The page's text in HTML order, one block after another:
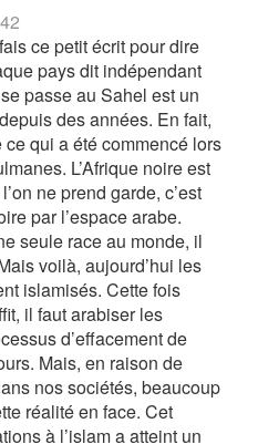
ce petit écrit pour dire
pays dit indépendant
passe au Sahel est un
des années. En fait,
ce qui a été commencé lors
L’Afrique noire est
ne prend garde, c’est
par l’espace arabe.
seule race au monde, il
voilà, aujourd’hui les
islamisés. Cette fois
il faut arabiser les
d’effacement de
Mais, en raison de
nos sociétés, beaucoup
réalité en face. Cet
à l’islam a atteint un